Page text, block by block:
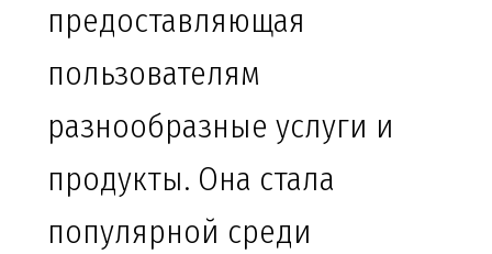
предоставляющая
пользователям
разнообразные услуги и
продукты. Она стала
популярной среди